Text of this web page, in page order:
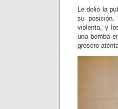
Le dolió la
su posición.
violenta, y
una bomba
grosero